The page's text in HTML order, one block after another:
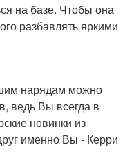
на базе. Чтобы она
разбавлять яркими
нарядам можно
ведь Вы всегда в
новинки из
именно Вы - Керри